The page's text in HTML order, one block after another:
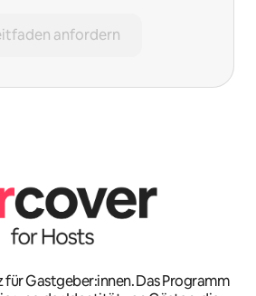
anfordern
für Gastgeber:innen. Das Programm